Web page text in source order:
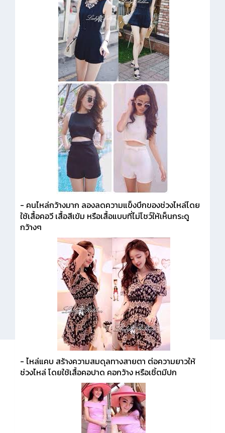
- คนไหล่กว้างมาก ลองลดความแข็งบึกของช่วงไหล่โดย
ใช้เสื้อคอวี เสื้อสีเข้ม หรือเสื้อแบบที่ไม่โชว์ให้เห็นกระดู
กว้างๆ
- ไหล่แคบ สร้างความสมดุลทางสายตา ต่อความยาวให้
ช่วงไหล่ โดยใช้เสื้อคอปาด คอกว้าง หรือเชิ้ตมีปก